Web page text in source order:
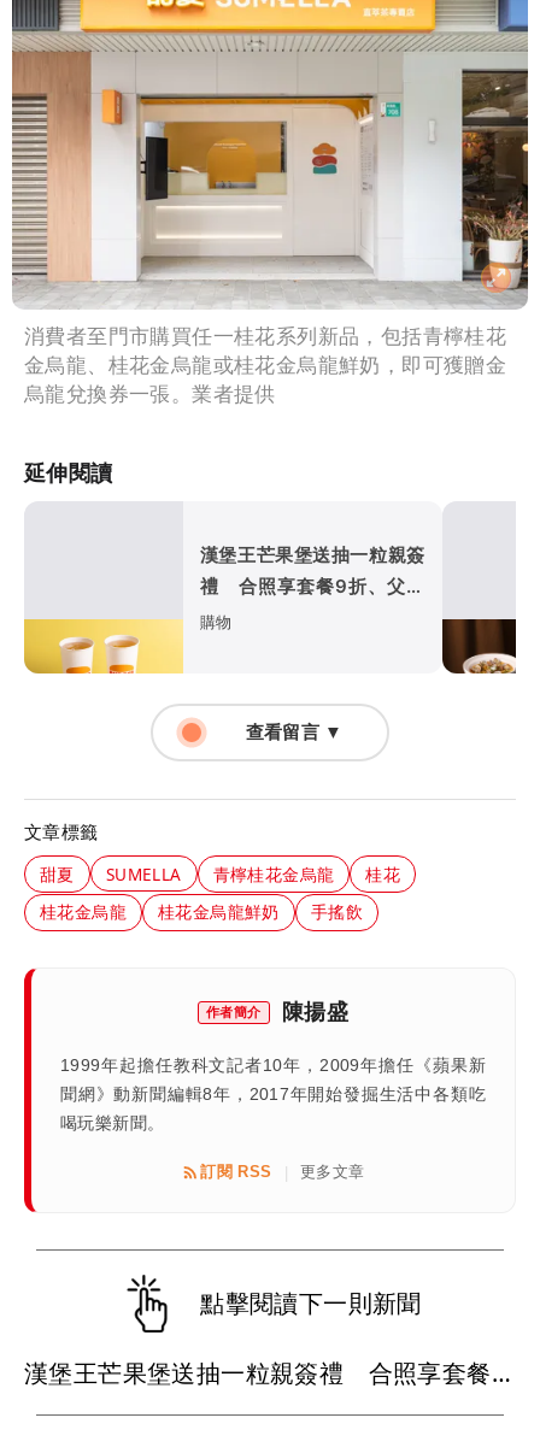
消費者至門市購買任一桂花系列新品，包括青檸桂花
金烏龍、桂花金烏龍或桂花金烏龍鮮奶，即可獲贈金
烏龍兌換券一張。業者提供
延伸閱讀
漢堡王芒果堡送抽一粒親簽
禮 合照享套餐9折、父親
節優惠倒數
購物
查看留言 ▼
文章標籤
甜夏 SUMELLA 青檸桂花金烏龍
桂花
桂花金烏龍
桂花金烏龍鮮奶 手搖飲
作者簡介 陳揚盛
1999年起擔任教科文記者10年，2009年擔任《蘋果新
聞網》動新聞編輯8年，2017年開始發掘生活中各類吃
喝玩樂新聞。
訂閱 RSS | 更多文章
點擊閱讀下一則新聞
漢堡王芒果堡送抽一粒親簽禮 合照享套餐9折、父親節優惠倒數